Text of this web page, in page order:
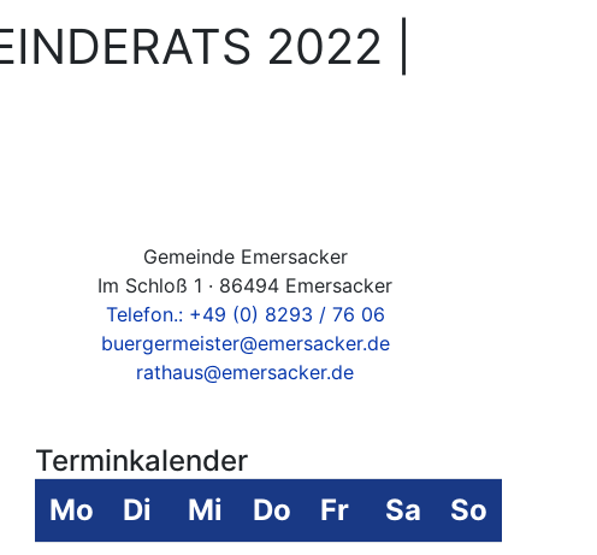
2022 |
Gemeinde Emersacker
Im Schloß 1 · 86494 Emersacker
Telefon.: +49 (0) 8293 / 76 06
buergermeister@emersacker.de
rathaus@emersacker.de
Terminkalender
Mo
Di Mi Do Fr Sa
So